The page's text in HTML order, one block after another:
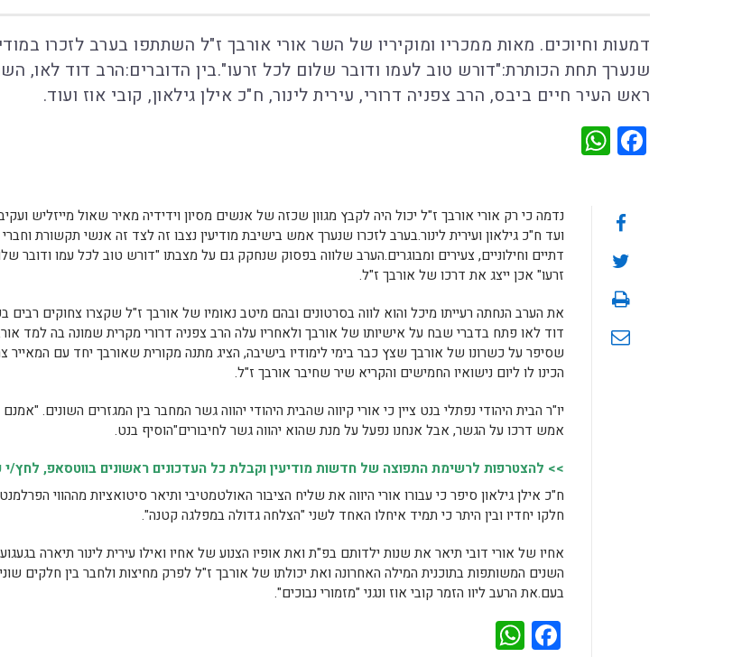
דמעות וחיוכים. מאות ממכריו ומוקיריו של השר אורי אורבך ז"ל השתתפו בערב לזכרו
שנערך תחת הכותרת:"דורש טוב לעמו ודובר שלום לכל זרעו".בין הדוברים:הרב דוד לאו,
ראש העיר חיים ביבס, הרב צפניה דרורי, עירית לינור, ח"כ אילן גילאון, קובי אוז ועוד.
Facebook
נדמה כי רק אורי אורבך ז"ל יכול היה לקבץ מגוון שכזה של אנשים מסיון וידידיה מאיר שאול מייזליש
ועד ח"כ גילאון ועירית לינור.בערב לזכרו שנערך אמש בישיבת מודיעין נצבו זה לצד זה אנשי תקשורת
דתיים וחילוניים, צעירים ומבוגרים.הערב שלווה בפסוק שנחקק גם על מצבתו "דורש טוב לכל עמו ודובר
זרעו" אכן ייצג את דרכו של אורבך ז"ל.
את הערב הנחתה רעייתו מיכל והוא לווה בסרטונים ובהם מיטב נאומיו של אורבך ז"ל שקצרו צחוקים רבים
דוד לאו פתח בדברי שבח על אישיותו של אורבך ולאחריו עלה הרב צפניה דרורי מקרית שמונה בה למד
שסיפר על כשרונו של אורבך שצץ כבר בימי לימודיו בישיבה, הציג מתנה מקורית שאורבך יחד עם המאייר
הכינו לו ליום נישואיו החמישים והקריא שיר שחיבר אורבך ז"ל.
יו"ר הבית היהודי נפתלי בנט ציין כי אורי קיווה שהבית היהודי יהווה גשר המחבר בין המגזרים השונים.
אמש דרכו על הגשר, אבל אנחנו נפעל על מנת שהוא יהווה גשר לחיבורים"הוסיף בנט.
>> להצטרפות לרשימת התפוצה של חדשות מודיעין וקבלת כל העדכונים ראשונים בווטסאפ, לחץ/י
ח"כ אילן גילאון סיפר כי עבורו אורי היווה את שליח הציבור האולטמטיבי ותיאר סיטואציות מההווי
חלקו יחדיו ובין היתר כי תמיד איחלו האחד לשני "הצלחה גדולה במפלגה קטנה".
אחיו של אורי דובי תיאר את שנות ילדותם בפ"ת ואת אופיו הצנוע של אחיו ואילו עירית לינור תיארה
השנים המשותפות בתוכנית המילה האחרונה ואת יכולתו של אורבך ז"ל לפרק מחיצות ולחבר בין חלקים
בעם.את הרעב ליוו הזמר קובי אוז ונגני "מזמורי נבוכים".
Facebook